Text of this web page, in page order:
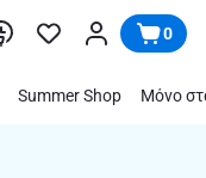
0
Summer Shop Μόνο